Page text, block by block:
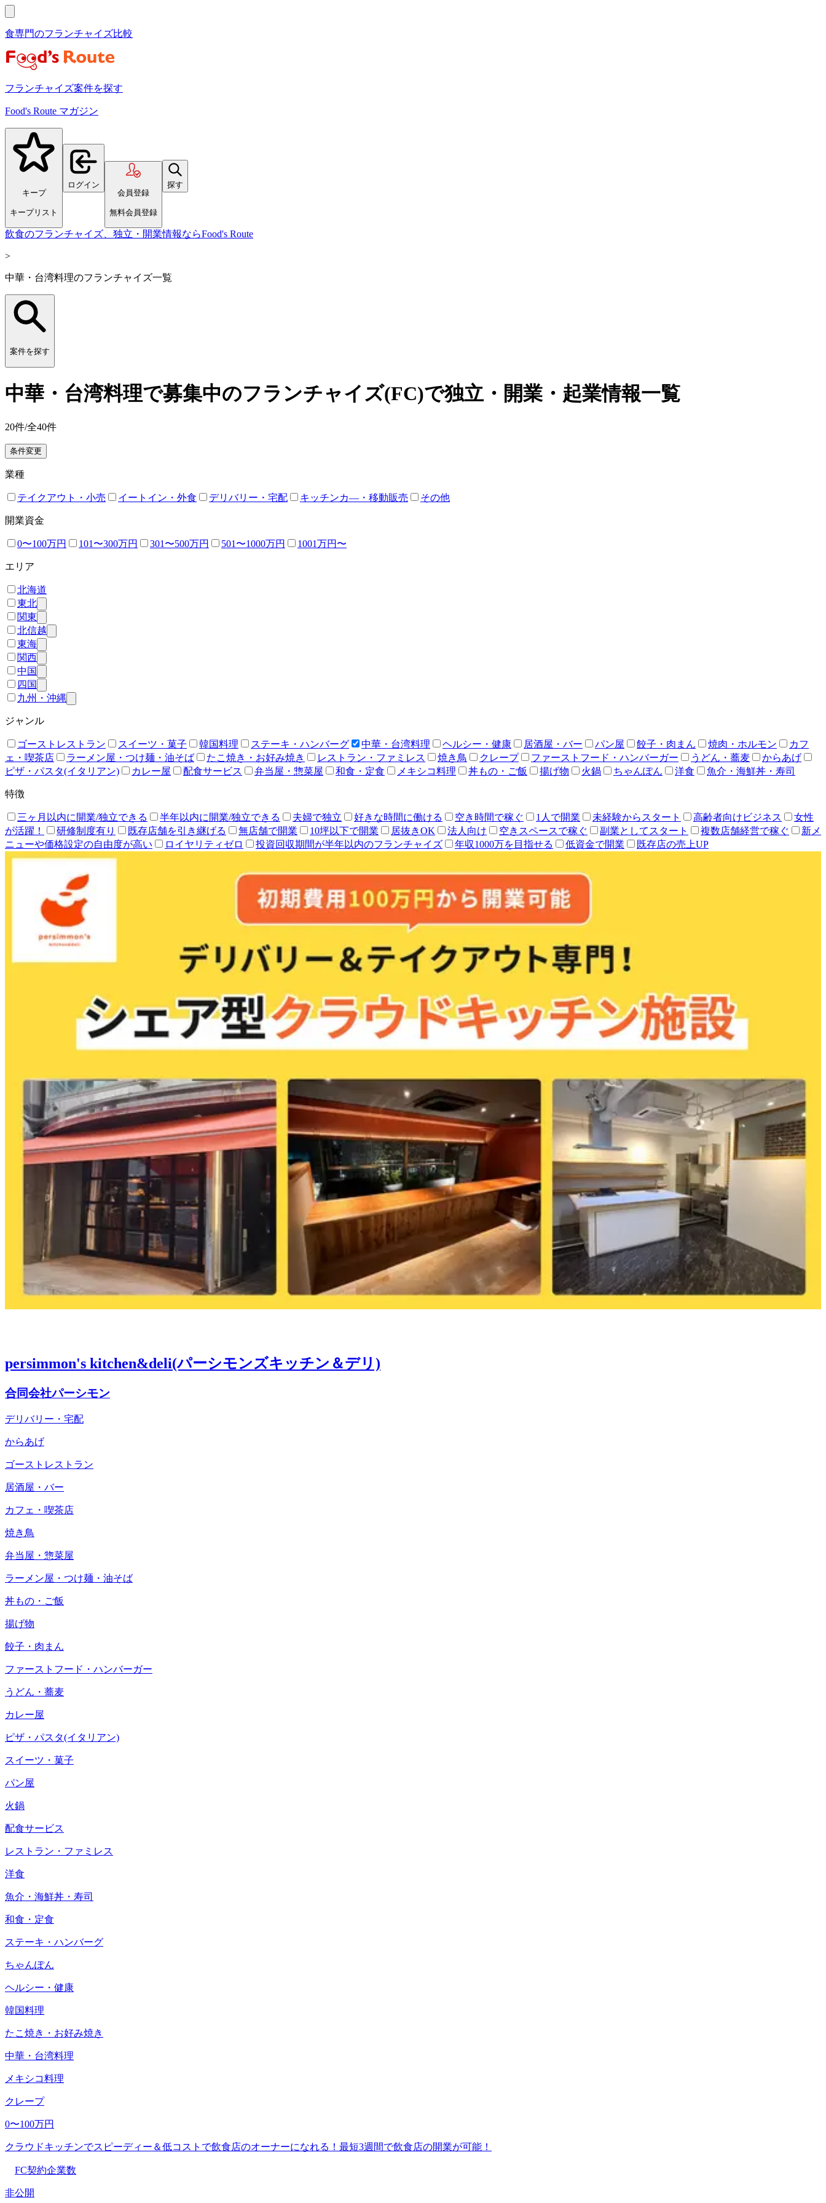
食専門のフランチャイズ比較
フランチャイズ案件を探す
Food's Route マガジン
キープ
キープリスト
ログイン
会員登録
無料会員登録
探す
飲食のフランチャイズ、独立・開業情報ならFood's Route
>
中華・台湾料理のフランチャイズ一覧
案件を探す
中華・台湾料理で募集中のフランチャイズ(FC)で独立・開業・起業情報一覧
20件/全40件
条件変更
業種
テイクアウト・小売 イートイン・外食 デリバリー・宅配 キッチンカ―・移動販売 その他
開業資金
0〜100万円 101〜300万円 301〜500万円 501〜1000万円 1001万円〜
エリア
北海道
東北
関東
北信越
東海
関西
中国
四国
九州・沖縄
ジャンル
ゴーストレストラン スイーツ・菓子 韓国料理 ステーキ・ハンバーグ 中華・台湾料理 ヘルシー・健康 居酒屋・バー パン屋 餃子・肉まん 焼肉・ホルモン
カフ
ェ・喫茶店
ラーメン屋・つけ麺・油そば たこ焼き・お好み焼き レストラン・ファミレス 焼き鳥 クレープ ファーストフード・ハンバーガー うどん・蕎麦
からあげ
ピザ・パスタ(イタリアン)
カレー屋 配食サービス 弁当屋・惣菜屋 和食・定食 メキシコ料理 丼もの・ご飯 揚げ物 火鍋 ちゃんぽん 洋食 魚介・海鮮丼・寿司
特徴
三ヶ月以内に開業/独立できる 半年以内に開業/独立できる 夫婦で独立 好きな時間に働ける 空き時間で稼ぐ 1人で開業 未経験からスタート 高齢者向けビジネス
女性
が活躍！
研修制度有り 既存店舗を引き継げる 無店舗で開業 10坪以下で開業 居抜きOK 法人向け 空きスペースで稼ぐ 副業としてスタート 複数店舗経営で稼ぐ
新メ
ニューや価格設定の自由度が高い
ロイヤリティゼロ 投資回収期間が半年以内のフランチャイズ 年収1000万を目指せる 低資金で開業 既存店の売上UP
persimmon's kitchen&deli(パーシモンズキッチン＆デリ)
合同会社パーシモン
デリバリー・宅配
からあげ
ゴーストレストラン
居酒屋・バー
カフェ・喫茶店
焼き鳥
弁当屋・惣菜屋
ラーメン屋・つけ麺・油そば
丼もの・ご飯
揚げ物
餃子・肉まん
ファーストフード・ハンバーガー
うどん・蕎麦
カレー屋
ピザ・パスタ(イタリアン)
スイーツ・菓子
パン屋
火鍋
配食サービス
レストラン・ファミレス
洋食
魚介・海鮮丼・寿司
和食・定食
ステーキ・ハンバーグ
ちゃんぽん
ヘルシー・健康
韓国料理
たこ焼き・お好み焼き
中華・台湾料理
メキシコ料理
クレープ
0〜100万円
クラウドキッチンでスピーディー＆低コストで飲食店のオーナーになれる！最短3週間で飲食店の開業が可能！
FC契約企業数
非公開